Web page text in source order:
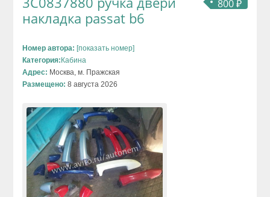
800 ₽
накладка passat b6
Номер автора: [показать номер]
Категория: Кабина
Адрес: Москва, м. Пражская
Размещено: 8 августа 2026